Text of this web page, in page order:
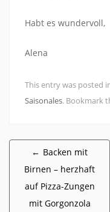
Habt es wundervoll,
Alena
This entry was posted
Saisonales. Bookmark
← Backen mit
Birnen – herzhaft
auf Pizza-Zungen
mit Gorgonzola